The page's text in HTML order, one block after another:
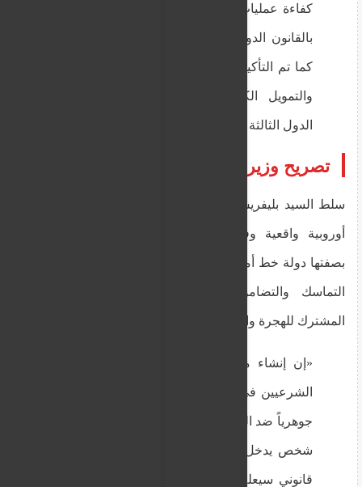
كفاءة عمليات الإعادة مع الالتزام الكامل
بالقانون الدولي وقوانين الاتحاد الأوروبي.
كما تم التأكيد على أهمية العمل المنسق،
والتمويل الكافي، والتعاون الوثيق مع
الدول الثالثة والمنظمات الدولية.
تصريح وزير الهجرة واللجوء اليوناني
سلط السيد بليفريس الضوء على أهمية وجود سياسة
أوروبية واقعية وفعالة للإعادة، مؤكداً أن اليونان،
بصفتها دولة خط أمامي، تدعم بنشاط كل مبادرة تعزز
التماسك والتضامن والمصداقية للنظام الأوروبي
المشترك للهجرة واللجوء، وأضاف قائلاً:
«إن إنشاء مراكز لإعادة المهاجرين غير
الشرعيين في دول خارج أوروبا يمثل حلاً
جوهرياً ضد الهجرة غير الشرعية؛ إذ إن أي
شخص يدخل الاتحاد الأوروبي بشكل غير
قانوني سيعلم مسبقاً أنه سيعود إما إلى